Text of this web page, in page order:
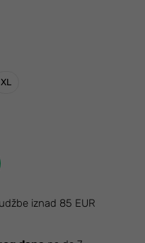
XL
iznad 85 EUR